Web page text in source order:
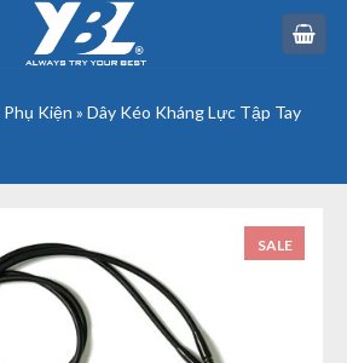
Phụ Kiện » Dây Kéo Kháng Lực Tập Tay
SALE